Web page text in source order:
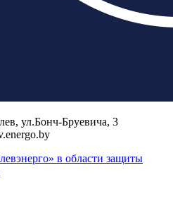
ул.Бонч-Бруевича, 3
в области защиты